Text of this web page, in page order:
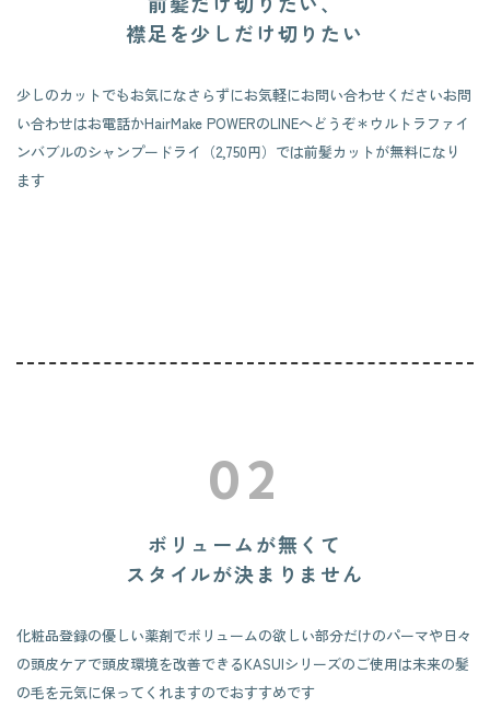
襟足を少しだけ切りたい
少しのカットでもお気になさらずにお気軽にお問い合わせくださいお問
い合わせはお電話かHairMake POWERのLINEへどうぞ＊ウルトラファイ
ンバブルのシャンプードライ（2,750円）では前髪カットが無料になり
ます
02
ボリュームが無くて
スタイルが決まりません
化粧品登録の優しい薬剤でボリュームの欲しい部分だけのパーマや日々
の頭皮ケアで頭皮環境を改善できるKASUIシリーズのご使用は未来の髪
の毛を元気に保ってくれますのでおすすめです